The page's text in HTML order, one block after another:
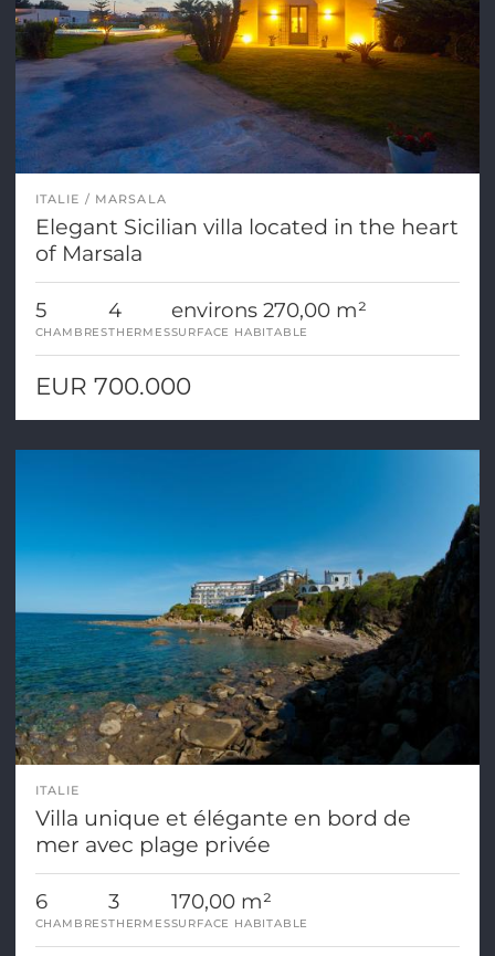
ITALIE MARSALA
Elegant Sicilian villa located in the heart
of Marsala
5
CHAMBRES
4
THERMES
environs 270,00 m²
SURFACE HABITABLE
EUR 700.000
ITALIE
Villa unique et élégante en bord de
mer avec plage privée
6
CHAMBRES
3
THERMES
170,00 m²
SURFACE HABITABLE